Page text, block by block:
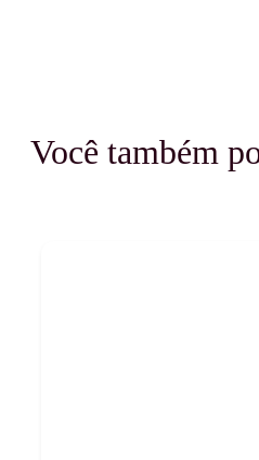
Você também